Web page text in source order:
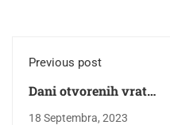
Previous post
Dani otvorenih vrata
13.09.2023. u 11:00
18 Septembra, 2023